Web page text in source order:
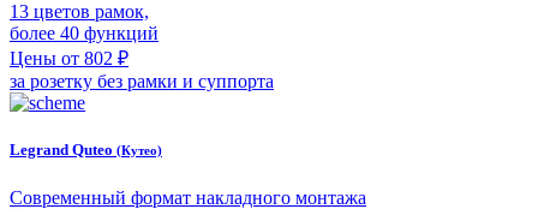
13 цветов рамок,
более 40 функций
Цены от 802 ₽
за розетку без рамки и суппорта
Legrand Quteo (Кутео)
Современный формат накладного монтажа